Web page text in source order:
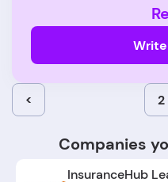
< 2
Companies